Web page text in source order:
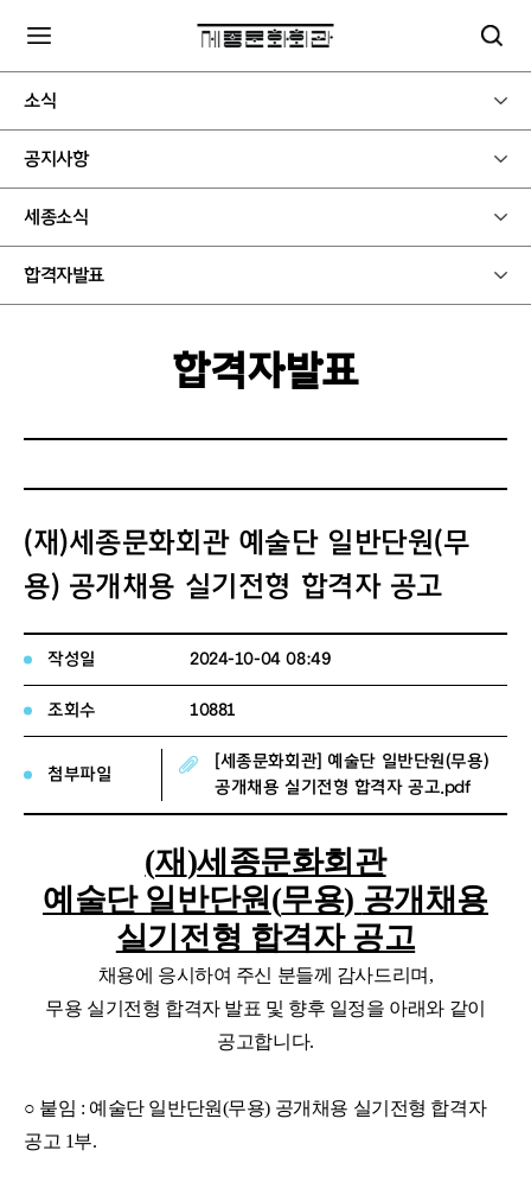
소식
공지사항
세종소식
합격자발표
합격자발표
(재)세종문화회관 예술단 일반단원(무
용) 공개채용 실기전형 합격자 공고
작성일 2024-10-04 08:49
조회수 10881
첨부파일
[세종문화회관] 예술단 일반단원(무용)
공개채용 실기전형 합격자 공고.pdf
(재 )세종문화회관
예술단 일반단원(무용) 공개채용
실기전형 합격자 공고
채용에 응시하여 주신 분들께 감사드리며 ,
무용 실기전형 합격자 발표 및 향후 일정을 아래와 같이
공고합니다.
○ 붙임 : 예술단 일반단원(무용) 공개채용 실기전형 합격자
공고 1부.